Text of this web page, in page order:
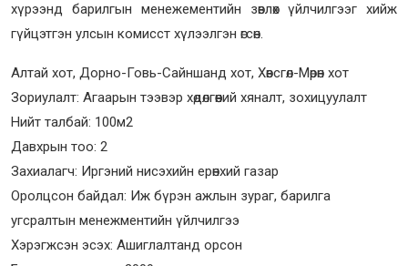
хүрээнд барилгын менежементийн зөвлөх үйлчилгээг хийж
гүйцэтгэн улсын комисст хүлээлгэн өгсөн.
Алтай хот, Дорно-Говь-Сайншанд хот, Хөвсгөл-Мөрөн хот
Зориулалт: Агаарын тээвэр хөдөлгөөний хяналт, зохицуулалт
Нийт талбай: 100м2
Давхрын тоо: 2
Захиалагч: Иргэний нисэхийн ерөнхий газар
Оролцсон байдал: Иж бүрэн ажлын зураг, барилга
угсралтын менежментийн үйлчилгээ
Хэрэгжсэн эсэх: Ашиглалтанд орсон